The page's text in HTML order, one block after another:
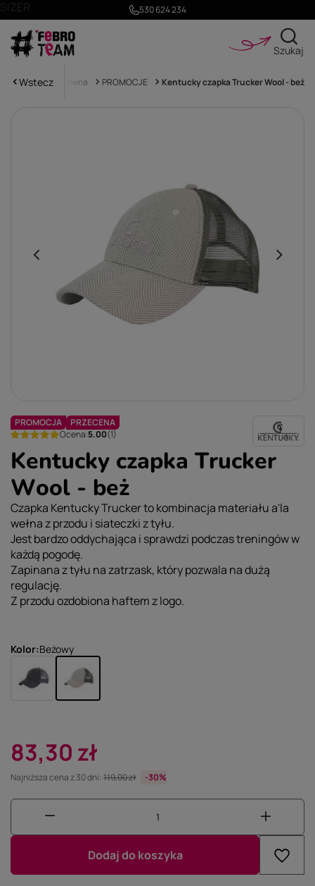
530 624 234
Szukaj
Wstecz
Strona główna PROMOCJE Kentucky czapka Trucker Wool - beż
PROMOCJA
PRZECENA
Ocena:5.00(1)
Kentucky czapka Trucker
Wool - beż
Czapka Kentucky Trucker to kombinacja materiału a'la
wełna z przodu i siateczki z tyłu.
Jest bardzo oddychająca i sprawdzi podczas treningów w
każdą pogodę.
Zapinana z tyłu na zatrzask, który pozwala na dużą
regulację.
Z przodu ozdobiona haftem z logo.
Kolor Beżowy
83,30 zł
Najniższa cena z 30 dni:119,00 zł -30%
Dodaj do koszyka